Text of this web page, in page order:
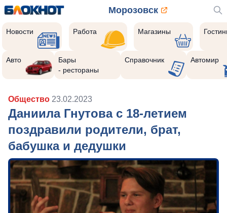
Морозовск
Новости Работа Магазины
Авто
Бары
- рестораны
Справочник Автомир
Общество 23.02.2023
Даниила Гнутова с 18-летием
поздравили родители, брат,
бабушка и дедушки